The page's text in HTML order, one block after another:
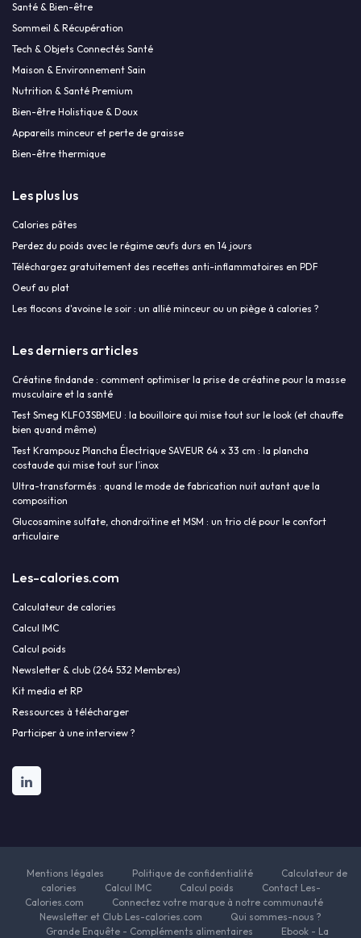
Santé & Bien-être
Sommeil & Récupération
Tech & Objets Connectés Santé
Maison & Environnement Sain
Nutrition & Santé Premium
Bien-être Holistique & Doux
Appareils minceur et perte de graisse
Bien-être thermique
Les plus lus
Calories pâtes
Perdez du poids avec le régime œufs durs en 14 jours
Téléchargez gratuitement des recettes anti-inflammatoires en PDF
Oeuf au plat
Les flocons d'avoine le soir : un allié minceur ou un piège à calories ?
Les derniers articles
Créatine findande : comment optimiser la prise de créatine pour la masse
musculaire et la santé
Test Smeg KLF03SBMEU : la bouilloire qui mise tout sur le look (et chauffe
bien quand même)
Test Krampouz Plancha Électrique SAVEUR 64 x 33 cm : la plancha
costaude qui mise tout sur l’inox
Ultra-transformés : quand le mode de fabrication nuit autant que la
composition
Glucosamine sulfate, chondroïtine et MSM : un trio clé pour le confort
articulaire
Les-calories.com
Calculateur de calories
Calcul IMC
Calcul poids
Newsletter & club (264 532 Membres)
Kit media et RP
Ressources à télécharger
Participer à une interview ?
Mentions légales Politique de confidentialité
Calculateur de
calories
Calcul IMC Calcul poids
Contact Les-
Calories.com
Connectez votre marque à notre communauté
Newsletter et Club Les-calories.com
Qui sommes-nous ?
Grande Enquête - Compléments alimentaires
Ebook - La